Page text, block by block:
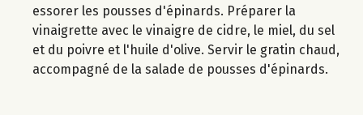
essorer les pousses d'épinards. Préparer la
vinaigrette avec le vinaigre de cidre, le miel, du sel
et du poivre et l'huile d'olive. Servir le gratin chaud,
accompagné de la salade de pousses d'épinards.